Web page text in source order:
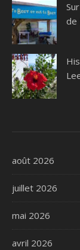
de
août 2026
juillet 2026
mai 2026
avril 2026